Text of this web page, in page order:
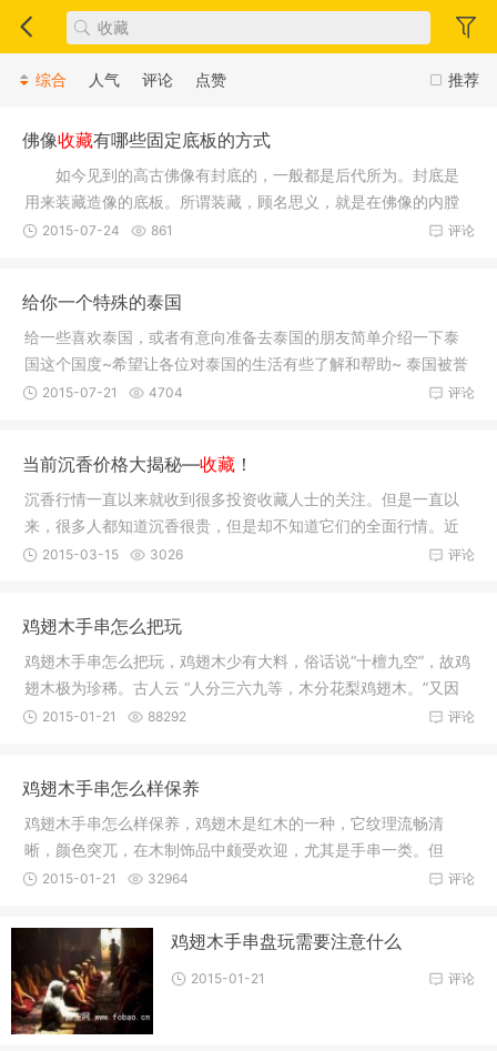
推荐
综合 人气 评论 点赞
佛像收藏有哪些固定底板的方式
如今见到的高古佛像有封底的，一般都是后代所为。封底是
用来装藏造像的底板。所谓装藏，顾名思义，就是在佛像的内膛
放置一些
评论
2015-07-24 861
给你一个特殊的泰国
给一些喜欢泰国，或者有意向准备去泰国的朋友简单介绍一下泰
国这个国度~希望让各位对泰国的生活有些了解和帮助~ 泰国被誉
为微笑
评论
2015-07-21 4704
当前沉香价格大揭秘—收藏 ！
沉香行情一直以来就收到很多投资收藏人士的关注。但是一直以
来，很多人都知道沉香很贵，但是却不知道它们的全面行情。近
期，我们
评论
2015-03-15 3026
鸡翅木手串怎么把玩
鸡翅木手串怎么把玩，鸡翅木少有大料，俗话说“十檀九空”，故鸡
翅木极为珍稀。古人云 “人分三六九等，木分花梨鸡翅木。”又因
为
评论
2015-01-21 88292
鸡翅木手串怎么样保养
鸡翅木手串怎么样保养，鸡翅木是红木的一种，它纹理流畅清
晰，颜色突兀，在木制饰品中颇受欢迎，尤其是手串一类。但
是，鸡翅木毕
评论
2015-01-21 32964
鸡翅木手串盘玩需要注意什么
评论
2015-01-21